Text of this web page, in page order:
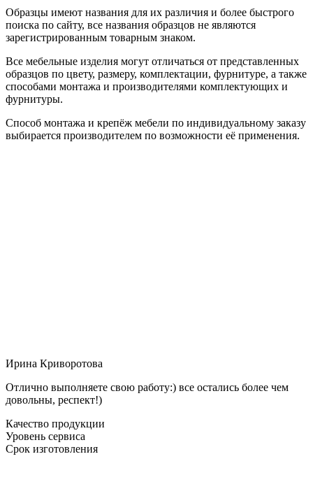
Образцы имеют названия для их различия и более быстрого
поиска по сайту, все названия образцов не являются
зарегистрированным товарным знаком.
Все мебельные изделия могут отличаться от представленных
образцов по цвету, размеру, комплектации, фурнитуре, а также
способами монтажа и производителями комплектующих и
фурнитуры.
Способ монтажа и крепёж мебели по индивидуальному заказу
выбирается производителем по возможности её применения.
Ирина Криворотова
Отлично выполняете свою работу:) все остались более чем
довольны, респект!)
Качество продукции
Уровень сервиса
Срок изготовления